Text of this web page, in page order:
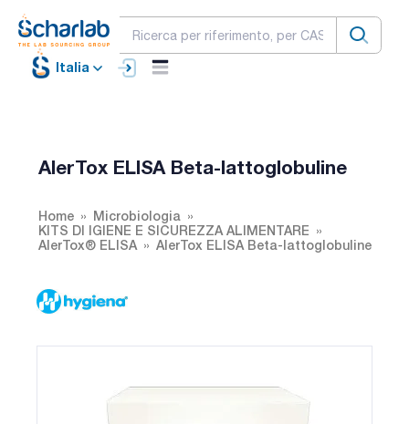
Italia
AlerTox ELISA Beta-lattoglobuline
Home
Microbiologia
KITS DI IGIENE E SICUREZZA ALIMENTARE
AlerTox® ELISA
AlerTox ELISA Beta-lattoglobuline